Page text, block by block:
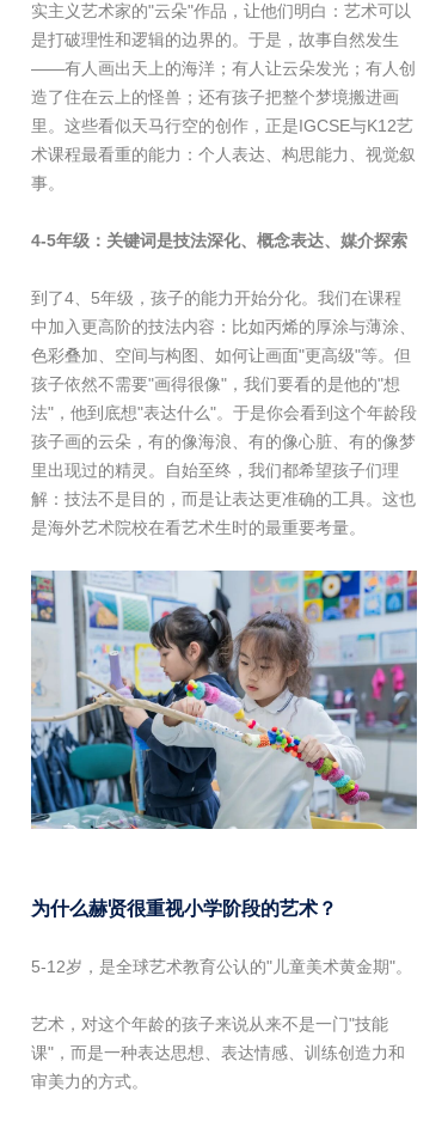
实主义艺术家的"云朵"作品，让他们明白：艺术可以
是打破理性和逻辑的边界的。于是，故事自然发生
——有人画出天上的海洋；有人让云朵发光；有人创
造了住在云上的怪兽；还有孩子把整个梦境搬进画
里。这些看似天马行空的创作，正是IGCSE与K12艺
术课程最看重的能力：个人表达、构思能力、视觉叙
事。
4-5年级：关键词是技法深化、概念表达、媒介探索
到了4、5年级，孩子的能力开始分化。我们在课程
中加入更高阶的技法内容：比如丙烯的厚涂与薄涂、
色彩叠加、空间与构图、如何让画面"更高级"等。但
孩子依然不需要"画得很像"，我们要看的是他的"想
法"，他到底想"表达什么"。于是你会看到这个年龄段
孩子画的云朵，有的像海浪、有的像心脏、有的像梦
里出现过的精灵。自始至终，我们都希望孩子们理
解：技法不是目的，而是让表达更准确的工具。这也
是海外艺术院校在看艺术生时的最重要考量。
为什么赫贤很重视小学阶段的艺术？
5-12岁，是全球艺术教育公认的"儿童美术黄金期"。
艺术，对这个年龄的孩子来说从来不是一门"技能
课"，而是一种表达思想、表达情感、训练创造力和
审美力的方式。